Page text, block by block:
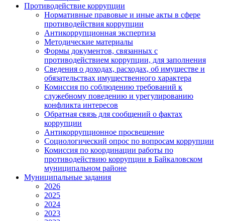
Противодействие коррупции
Нормативные правовые и иные акты в сфере
противодействия коррупции
Антикоррупционная экспертиза
Методические материалы
Формы документов, связанных с
противодействием коррупции, для заполнения
Сведения о доходах, расходах, об имуществе и
обязательствах имущественного характера
Комиссия по соблюдению требований к
служебному поведению и урегулированию
конфликта интересов
Обратная связь для сообщений о фактах
коррупции
Антикоррупционное просвещение
Социологический опрос по вопросам коррупции
Комиссия по координации работы по
противодействию коррупции в Байкаловском
муниципальном районе
Муниципальные задания
2026
2025
2024
2023